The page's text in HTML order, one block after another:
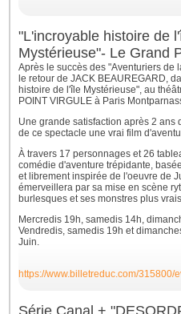
"L'incroyable histoire de
Mystérieuse"- Le Grand
Après le succès des "Aventuriers de
le retour de JACK BEAUREGARD,
histoire de l'île Mystérieuse", au
POINT VIRGULE à Paris
Une grande satisfaction après 2 ans
de ce spectacle une vrai film
À travers 17 personnages et 26
comédie d'aventure trépidante,
et librement inspirée de l'oeuvre de
émerveillera par sa mise en scène
burlesques et ses monstres plus
Mercredis 19h, samedis 14h,
Vendredis, samedis 19h et
Juin.
https://www.billetreduc.com/315800/
Série Canal +